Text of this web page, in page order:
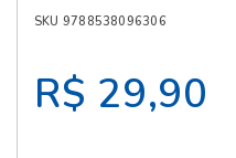
SKU 9788538096306
R$ 29,90